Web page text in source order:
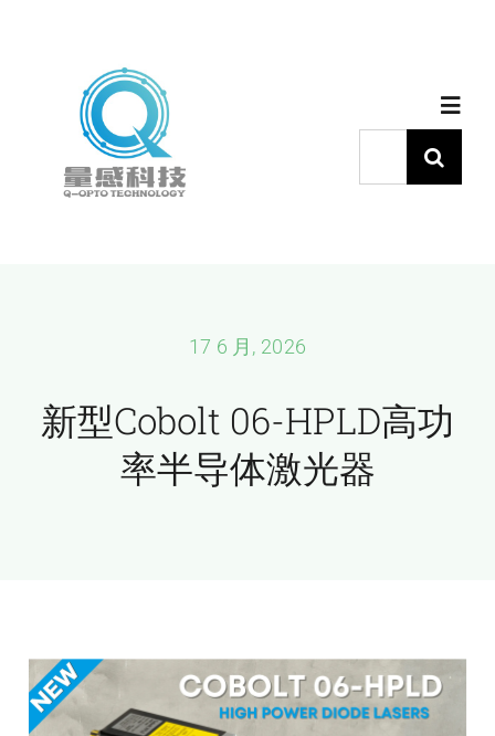
应用中心
联系我们
索：
17 6 月, 2026
新型Cobolt 06-HPLD高功
率半导体激光器